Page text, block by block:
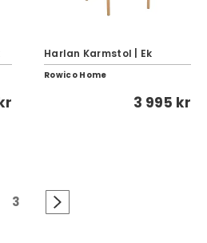
Harlan Karmstol | Ek
Rowico Home
3 995 kr
3